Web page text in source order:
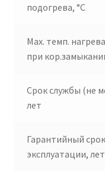
подогрева, °С
Max. темп.
при
Срок службы (не
лет
Гарантийный срок
эксплуатации, лет